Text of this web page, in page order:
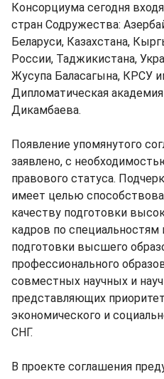
Консорциума сегодня
стран Содружества:
Беларуси, Казахстана,
России, Таджикистана,
Жусупа Баласагына, КРСУ
Дипломатическая
Дикамбаева.
Появление упомянутого
заявлено, с
правового статуса.
имеет целью
качеству подготовки
кадров по специальностям
подготовки высшего
профессионального
совместных научных и
представляющих
экономического и
СНГ.
В проекте соглашения